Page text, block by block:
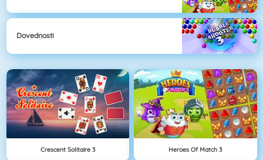
Dovednosti
Crescent Solitaire 3 Heroes Of Match 3